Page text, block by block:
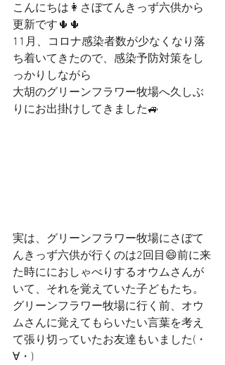
こんにちは👩さぼてんきっず六供から
更新です🌵🌵
11月、コロナ感染者数が少なくなり落
ち着いてきたので、感染予防対策をし
っかりしながら
大胡のグリーンフラワー牧場へ久しぶ
りにお出掛けしてきました🚙
実は、グリーンフラワー牧場にさぼて
んきっず六供が行くのは2回目😄前に来
た時ににおしゃべりするオウムさんが
いて、それを覚えていた子どもたち。
グリーンフラワー牧場に行く前、オウ
ムさんに覚えてもらいたい言葉を考え
て張り切っていたお友達もいました(・
∀・)